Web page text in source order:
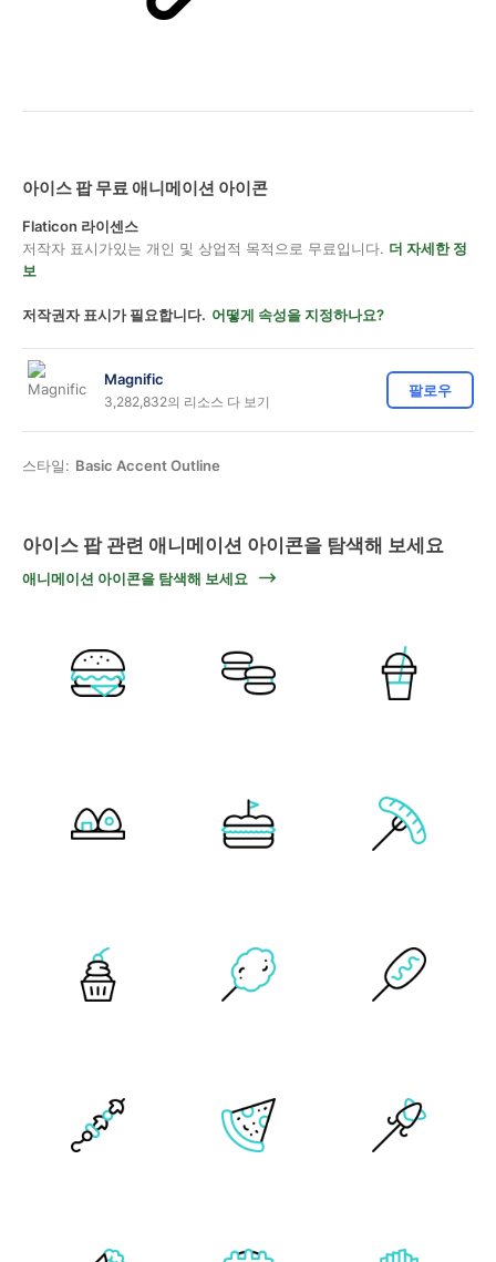
아이스 팝 무료 애니메이션 아이콘
Flaticon 라이센스
저작자 표시가있는 개인 및 상업적 목적으로 무료입니다. 더 자세한 정
보
저작권자 표시가 필요합니다. 어떻게 속성을 지정하나요?
Magnific
3,282,832의 리소스 다 보기
팔로우
스타일: Basic Accent Outline
아이스 팝 관련 애니메이션 아이콘을 탐색해 보세요
애니메이션 아이콘을 탐색해 보세요